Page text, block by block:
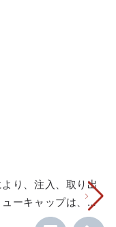
り、注入、取り出
ーキャップは、安
トルは絞りやす